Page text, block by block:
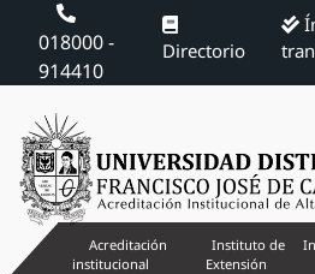
018000 -
914410
Directorio
Acreditación
institucional
Instituto de
Extensión